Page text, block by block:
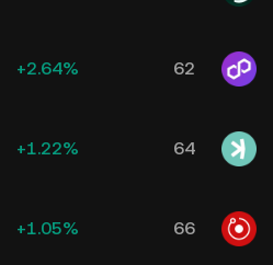
+2.64% 62
+1.22% 64
+1.05% 66